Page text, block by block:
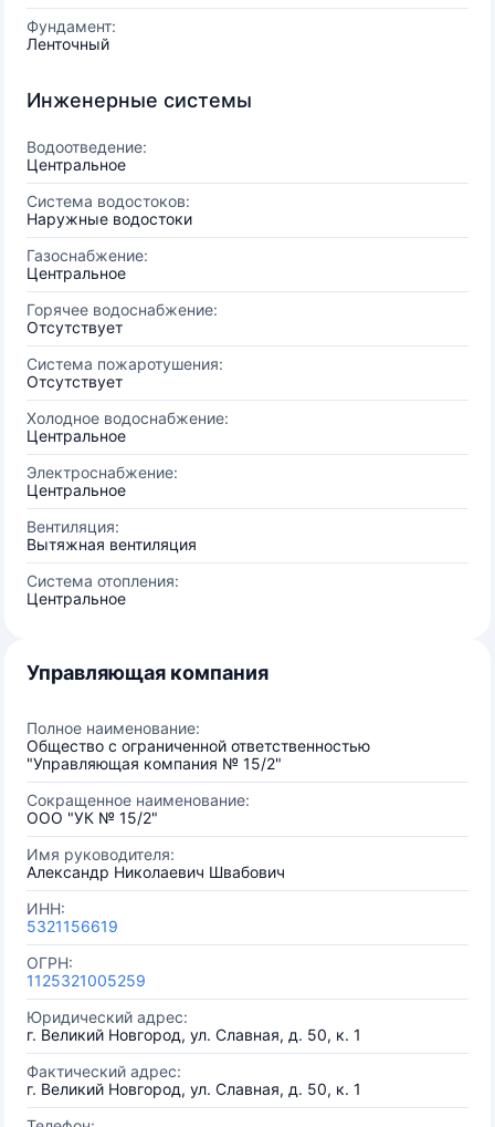
Фундамент:
Ленточный
Инженерные системы
Водоотведение:
Центральное
Система водостоков:
Наружные водостоки
Газоснабжение:
Центральное
Горячее водоснабжение:
Отсутствует
Система пожаротушения:
Отсутствует
Холодное водоснабжение:
Центральное
Электроснабжение:
Центральное
Вентиляция:
Вытяжная вентиляция
Система отопления:
Центральное
Управляющая компания
Полное наименование:
Общество с ограниченной ответственностью
"Управляющая компания № 15/2"
Сокращенное наименование:
ООО "УК № 15/2"
Имя руководителя:
Александр Николаевич Швабович
ИНН:
5321156619
ОГРН:
1125321005259
Юридический адрес:
г. Великий Новгород, ул. Славная, д. 50, к. 1
Фактический адрес:
г. Великий Новгород, ул. Славная, д. 50, к. 1